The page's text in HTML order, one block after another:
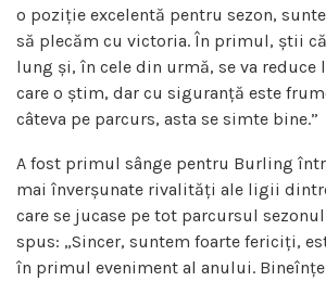
o poziție excelentă pentru sezon,
să plecăm cu victoria. În primul, știi
lung și, în cele din urmă, se va reduce
care o știm, dar cu siguranță este
câteva pe parcurs, asta se simte bine.”
A fost primul sânge pentru Burling
mai înverșunate rivalități ale ligii
care se jucase pe tot parcursul
spus: „Sincer, suntem foarte fericiți,
în primul eveniment al anului.